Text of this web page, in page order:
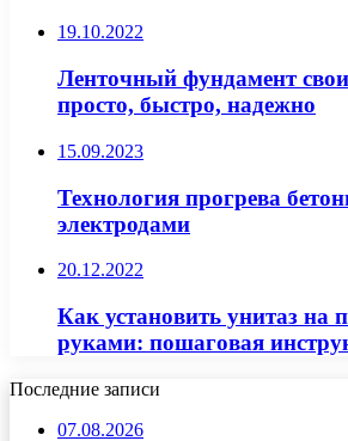
19.10.2022
Ленточный фундамент
просто, быстро, надежно
15.09.2023
Технология прогрева
электродами
20.12.2022
Как установить унитаз на
руками: пошаговая
Последние записи
07.08.2026